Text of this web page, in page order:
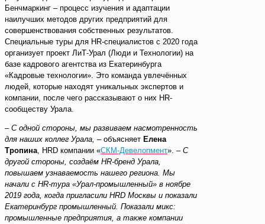
Бенчмаркинг – процесс изучения и адаптации
наилучших методов других предприятий для
совершенствования собственных результатов.
Специальные туры для HR-специалистов с 2020 года
организует проект ЛиТ-Урал (Люди и Технологии) на
базе кадрового агентства из Екатеринбурга
«Кадровые технологии». Это команда увлечённых
людей, которые находят уникальных экспертов и
компании, после чего рассказывают о них HR-
сообществу Урала.
– С одной стороны, мы развиваем насмотренность
для наших коллег Урала, – объясняет Елена
Тропина, HRD компании «СКМ-Девелопмент». – С
другой стороны, создаём HR-бренд Урала,
повышаем узнаваемость нашего региона. Мы
начали с HR-тура «Урал-промышленный» в ноябре
2019 года, когда пригласили HRD Москвы и показали
Екатеринбург промышленный. Показали микс:
промышленные предприятия, а также компании